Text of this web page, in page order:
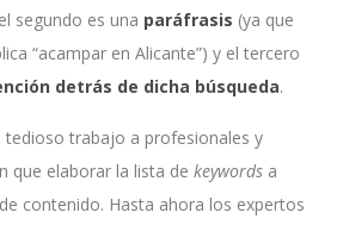
segundo es una paráfrasis (ya que
“acampar en Alicante”) y el tercero
detrás de dicha búsqueda.
tedioso trabajo a profesionales y
que elaborar la lista de keywords a
contenido. Hasta ahora los expertos